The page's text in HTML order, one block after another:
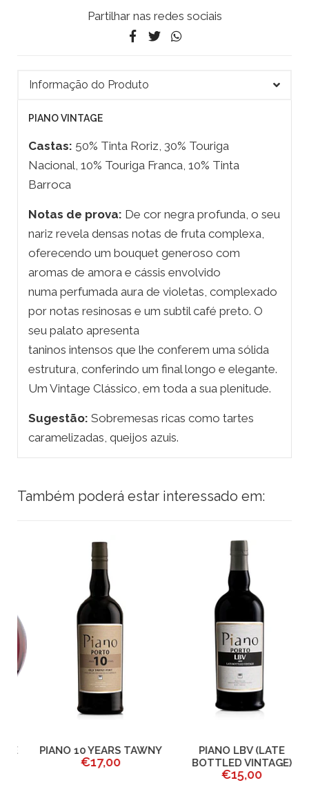
Partilhar nas redes sociais
Informação do Produto
PIANO VINTAGE
Castas: 50% Tinta Roriz, 30% Touriga
Nacional, 10% Touriga Franca, 10% Tinta
Barroca
Notas de prova: De cor negra profunda, o seu
nariz revela densas notas de fruta complexa,
oferecendo um bouquet generoso com
aromas de amora e cássis envolvido
numa perfumada aura de violetas, complexado
por notas resinosas e um subtil café preto. O
seu palato apresenta
taninos intensos que lhe conferem uma sólida
estrutura, conferindo um final longo e elegante.
Um Vintage Clássico, em toda a sua plenitude.
Sugestão: Sobremesas ricas como tartes
caramelizadas, queijos azuis.
Também poderá estar interessado em:
PIANO 10 YEARS TAWNY
€17,00
PIANO LBV (LATE
BOTTLED VINTAGE)
€15,00